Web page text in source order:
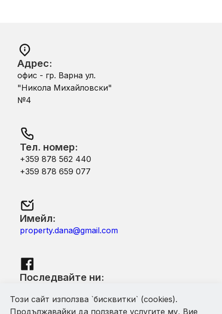
Адрес:
офис - гр. Варна ул.
"Никола Михайловски"
№4
Тел. номер:
+359 878 562 440
+359 878 659 077
Имейл:
property.dana@gmail.com
Последвайте ни:
Този сайт използва `бисквитки` (cookies).
Продължавайки да ползвате услугите му, Вие